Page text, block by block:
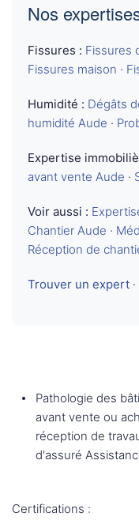
Nos
Fissures : Fissures
Fissures maison ·
Humidité : Dégâts
humidité Aude ·
Expertise
avant vente Aude ·
Voir aussi :
Chantier Aude ·
Réception de
Trouver un expert ·
Pathologie des
avant vente ou
réception de
d'assuré
Certifications :